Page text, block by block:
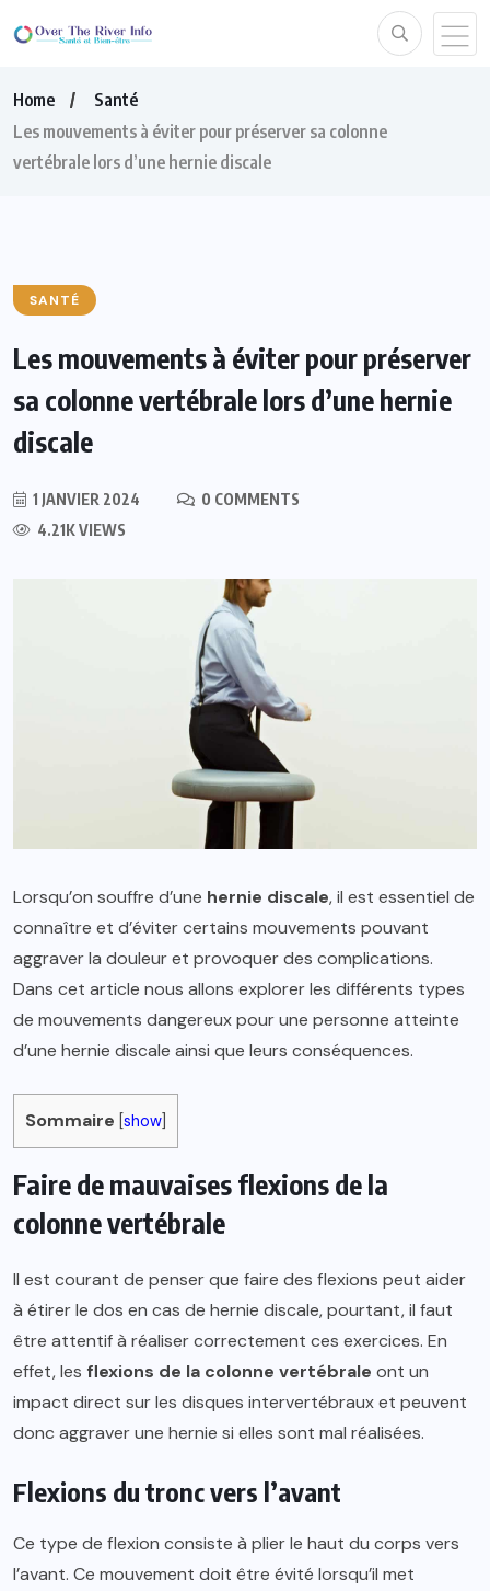
Home
Santé
Les mouvements à éviter pour préserver sa colonne
vertébrale lors d’une hernie discale
SANTÉ
Les mouvements à éviter pour préserver
sa colonne vertébrale lors d’une hernie
discale
1 JANVIER 2024
0 COMMENTS
4.21K VIEWS
Lorsqu’on souffre d’une hernie discale, il est essentiel de
connaître et d’éviter certains mouvements pouvant
aggraver la douleur et provoquer des complications.
Dans cet article nous allons explorer les différents types
de mouvements dangereux pour une personne atteinte
d’une hernie discale ainsi que leurs conséquences.
Sommaire show
Faire de mauvaises flexions de la
colonne vertébrale
Il est courant de penser que faire des flexions peut aider
à étirer le dos en cas de hernie discale, pourtant, il faut
être attentif à réaliser correctement ces exercices. En
effet, les flexions de la colonne vertébrale ont un
impact direct sur les disques intervertébraux et peuvent
donc aggraver une hernie si elles sont mal réalisées.
Flexions du tronc vers l’avant
Ce type de flexion consiste à plier le haut du corps vers
l’avant. Ce mouvement doit être évité lorsqu’il met